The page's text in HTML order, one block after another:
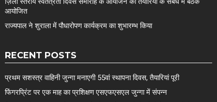
आयोजित
राज्यपाल ने शुराला में पौधारोपण कार्यक्रम का शुभारम्भ किया
RECENT POSTS
प्रथम सशस्त्र वाहिनी जुन्गा मनाएगी 55वां स्थापना दिवस, तैयारियां पूरी
फिंगरप्रिंट पर एक माह का प्रशिक्षण एसएफएसएल जुन्गा में संपन्न